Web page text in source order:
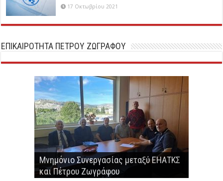
17 Οκτωβρίου 2021
ΕΠΙΚΑΙΡΟΤΗΤΑ ΠΕΤΡΟΥ ΖΩΓΡΑΦΟΥ
Ερευνητές εργαστηρίου του υπουργείου
ενέργειας των ΗΠΑ προτείνουν την
παράκαμψη του 2ου νόμου της
θερμοδυναμικής
Μνημόνιο Συνεργασίας μεταξύ ΕΗΑΤΚΣ
και Πέτρου Ζωγράφου
Επαναστατική Μέθοδος Παραγωγής
Συνθετικού Φυσικού Αερίου
Παραγωγή βιοαερίου-βιομεθανίου από
αναερόβια χώνευση αγροτο-
κτηνοτροφικών αποβλήτων
Ο Πέτρος Ζωγράφος παρουσίασε τον
αντιδραστήρα ψυχρής καύσης